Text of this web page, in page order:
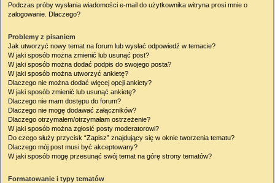
Podczas próby wysłania wiadomości e-mail do użytkownika witryna prosi mnie o
zalogowanie. Dlaczego?
Problemy z pisaniem
Jak utworzyć nowy temat na forum lub wysłać odpowiedź w temacie?
W jaki sposób można zmienić lub usunąć post?
W jaki sposób można dodać podpis do swojego posta?
W jaki sposób można utworzyć ankietę?
Dlaczego nie można dodać więcej opcji ankiety?
W jaki sposób zmienić lub usunąć ankietę?
Dlaczego nie mam dostępu do forum?
Dlaczego nie mogę dodawać załączników?
Dlaczego otrzymałem/otrzymałam ostrzeżenie?
W jaki sposób można zgłosić posty moderatorowi?
Do czego służy przycisk “Zapisz” znajdujący się w oknie tworzenia tematu?
Dlaczego mój post musi być akceptowany?
W jaki sposób mogę przesunąć swój temat na górę strony tematów?
Formatowanie i typy tematów